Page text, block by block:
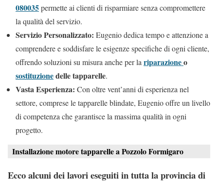
080035permette ai clienti di risparmiare senza compromettere
la qualità del servizio.
Servizio Personalizzato: Eugenio dedica tempo e attenzione a
comprendere e soddisfare le esigenze specifiche di ogni cliente,
offrendo soluzioni su misura anche per la riparazioneo
sostituzionedelle tapparelle.
Vasta Esperienza: Con oltre vent’anni di esperienza nel
settore, comprese le tapparelle blindate, Eugenio offre un livello
di competenza che garantisce la massima qualità in ogni
progetto.
Installazione motore tapparelle a Pozzolo Formigaro
Ecco alcuni dei lavori eseguiti in tutta la provincia di